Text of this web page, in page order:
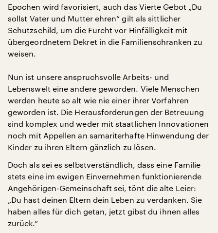
Epochen wird favorisiert, auch das Vierte Gebot „Du
sollst Vater und Mutter ehren“ gilt als sittlicher
Schutzschild, um die Furcht vor Hinfälligkeit mit
übergeordnetem Dekret in die Familienschranken zu
weisen.
Nun ist unsere anspruchsvolle Arbeits- und
Lebenswelt eine andere geworden. Viele Menschen
werden heute so alt wie nie einer ihrer Vorfahren
geworden ist. Die Herausforderungen der Betreuung
sind komplex und weder mit staatlichen Innovationen
noch mit Appellen an samariterhafte Hinwendung der
Kinder zu ihren Eltern gänzlich zu lösen.
Doch als sei es selbstverständlich, dass eine Familie
stets eine im ewigen Einvernehmen funktionierende
Angehörigen-Gemeinschaft sei, tönt die alte Leier:
„Du hast deinen Eltern dein Leben zu verdanken. Sie
haben alles für dich getan, jetzt gibst du ihnen alles
zurück.“